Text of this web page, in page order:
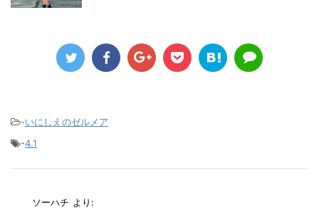
-いにしえのゼルメア
-4.1
ソーハチ より: